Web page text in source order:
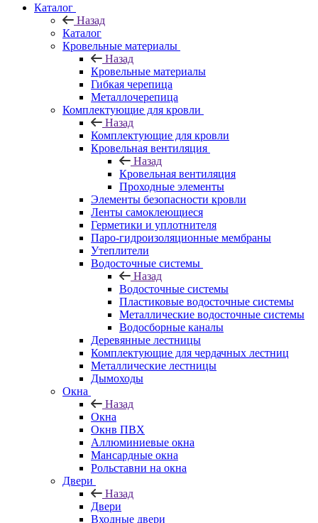
Каталог
Назад
Каталог
Кровельные материалы
Назад
Кровельные материалы
Гибкая черепица
Металлочерепица
Комплектующие для кровли
Назад
Комплектующие для кровли
Кровельная вентиляция
Назад
Кровельная вентиляция
Проходные элементы
Элементы безопасности кровли
Ленты самоклеющиеся
Герметики и уплотнителя
Паро-гидроизоляционные мембраны
Утеплители
Водосточные системы
Назад
Водосточные системы
Пластиковые водосточные системы
Металлические водосточные системы
Водосборные каналы
Деревянные лестницы
Комплектующие для чердачных лестниц
Металлические лестницы
Дымоходы
Окна
Назад
Окна
Окнв ПВХ
Аллюминиевые окна
Мансардные окна
Рольставни на окна
Двери
Назад
Двери
Входные двери